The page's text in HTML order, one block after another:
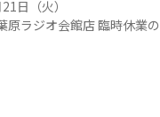
日（火）
原ラジオ会館店 臨時休業の